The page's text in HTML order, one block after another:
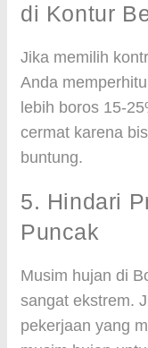
di Kontur
Jika memilih
Anda
lebih boros 15-
cermat karena
buntung.
5. Hindari
Puncak
Musim hujan di
sangat ekstrem.
pekerjaan yang